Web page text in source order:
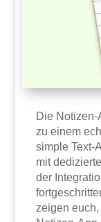
Die Notizen-
zu einem
simple Text-
mit
der
zeigen